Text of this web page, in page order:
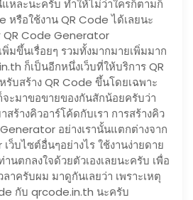
ละนะครับ ทำให้ไม่ว่าใครก็ตามก็
หรือใช้งาน QR Code ได้เลยนะ
QR Code Generator
มขึ้นเรื่อยๆ รวมทั้งมากมายเพิ่มมาก
ก็เป็นอีกหนึ่งเว็บที่ให้บริการ QR
บสร้าง QR Code ขึ้นโดยเฉพาะ
ะมาขอขายของกันสักน้อยครับว่า
สร้างคิวอาร์โค้ดกับเรา การสร้างคิว
อย่างเรานั้นแตกต่างจาก
ว็บไซต์อื่นๆอย่างไร ใช้งานง่ายดาย
านตกลงใจด้วยตัวเองเลยนะครับ เพื่อ
ลาครับผม มาดูกันเลยว่า เพราะเหตุ
กับ qrcode.in.th นะครับ